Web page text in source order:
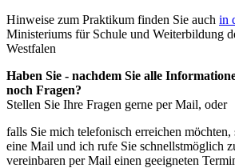
Hinweise zum Praktikum finden Sie auch in
Ministeriums für Schule und Weiterbildung
Westfalen
Haben Sie - nachdem Sie alle
noch Fragen?
Stellen Sie Ihre Fragen gerne per Mail, oder
falls Sie mich telefonisch erreichen
eine Mail und ich rufe Sie schnellstmöglich
vereinbaren per Mail einen geeigneten